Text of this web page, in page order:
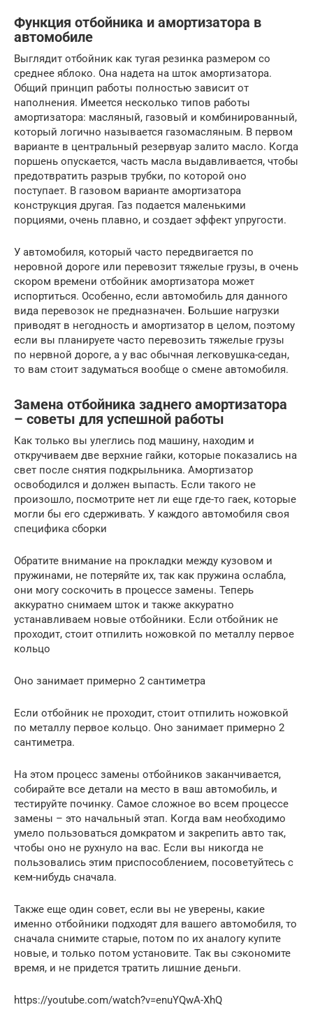
Функция отбойника и амортизатора в
автомобиле
Выглядит отбойник как тугая резинка размером со
среднее яблоко. Она надета на шток амортизатора.
Общий принцип работы полностью зависит от
наполнения. Имеется несколько типов работы
амортизатора: масляный, газовый и комбинированный,
который логично называется газомасляным. В первом
варианте в центральный резервуар залито масло. Когда
поршень опускается, часть масла выдавливается, чтобы
предотвратить разрыв трубки, по которой оно
поступает. В газовом варианте амортизатора
конструкция другая. Газ подается маленькими
порциями, очень плавно, и создает эффект упругости.
У автомобиля, который часто передвигается по
неровной дороге или перевозит тяжелые грузы, в очень
скором времени отбойник амортизатора может
испортиться. Особенно, если автомобиль для данного
вида перевозок не предназначен. Большие нагрузки
приводят в негодность и амортизатор в целом, поэтому
если вы планируете часто перевозить тяжелые грузы
по нервной дороге, а у вас обычная легковушка-седан,
то вам стоит задуматься вообще о смене автомобиля.
Замена отбойника заднего амортизатора
– советы для успешной работы
Как только вы улеглись под машину, находим и
откручиваем две верхние гайки, которые показались на
свет после снятия подкрыльника. Амортизатор
освободился и должен выпасть. Если такого не
произошло, посмотрите нет ли еще где-то гаек, которые
могли бы его сдерживать. У каждого автомобиля своя
специфика сборки
Обратите внимание на прокладки между кузовом и
пружинами, не потеряйте их, так как пружина ослабла,
они могу соскочить в процессе замены. Теперь
аккуратно снимаем шток и также аккуратно
устанавливаем новые отбойники. Если отбойник не
проходит, стоит отпилить ножовкой по металлу первое
кольцо
Оно занимает примерно 2 сантиметра
Если отбойник не проходит, стоит отпилить ножовкой
по металлу первое кольцо. Оно занимает примерно 2
сантиметра.
На этом процесс замены отбойников заканчивается,
собирайте все детали на место в ваш автомобиль, и
тестируйте починку. Самое сложное во всем процессе
замены – это начальный этап. Когда вам необходимо
умело пользоваться домкратом и закрепить авто так,
чтобы оно не рухнуло на вас. Если вы никогда не
пользовались этим приспособлением, посоветуйтесь с
кем-нибудь сначала.
Также еще один совет, если вы не уверены, какие
именно отбойники подходят для вашего автомобиля, то
сначала снимите старые, потом по их аналогу купите
новые, и только потом установите. Так вы сэкономите
время, и не придется тратить лишние деньги.
https://youtube.com/watch?v=enuYQwA-XhQ